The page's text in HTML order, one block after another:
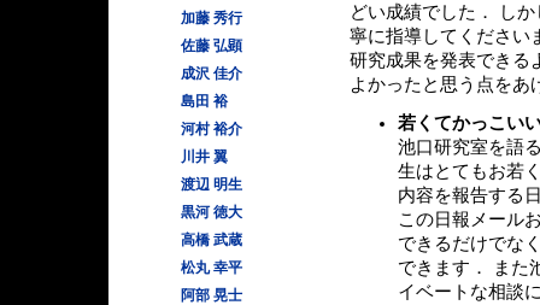
どい成績でした． し
寧に指導してください
研究成果を発表できる
よかったと思う点をあ
若くてかっこい
池口研究室を語
生はとてもお若
内容を報告する
この日報メール
できるだけでな
できます． また
イベートな相談
加藤 秀行
佐藤 弘顕
成沢 佳介
島田 裕
河村 裕介
川井 翼
渡辺 明生
黒河 徳大
高橋 武蔵
松丸 幸平
阿部 晃士